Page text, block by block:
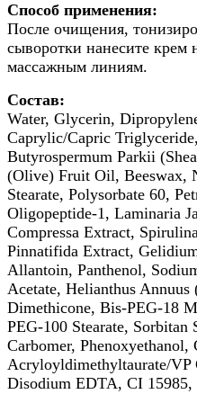
Способ применения:
После очищения,
сыворотки нанесите крем
массажным линиям.
Состав:
Water, Glycerin,
Caprylic/Capric
Butyrospermum Parkii
(Olive) Fruit Oil, Beeswax,
Stearate, Polysorbate 60,
Oligopeptide-1, Laminaria
Compressa Extract,
Pinnatifida Extract,
Allantoin, Panthenol,
Acetate, Helianthus
Dimethicone, Bis-PEG-18
PEG-100 Stearate, Sorbitan
Carbomer,
Acryloyldimethyltaurate/VP
Disodium EDTA, CI 15985,